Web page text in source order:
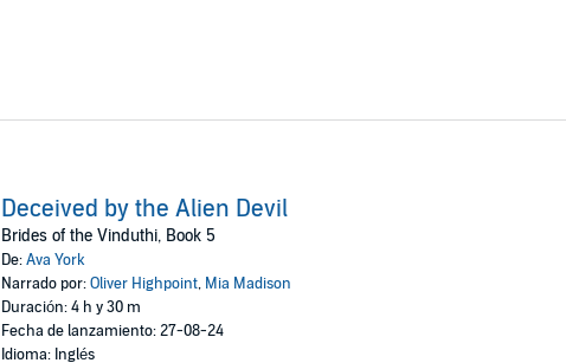
Deceived by the Alien Devil
Brides of the Vinduthi, Book 5
De:Ava York
Narrado por:Oliver Highpoint, Mia Madison
Duración: 4 h y 30 m
Fecha de lanzamiento: 27-08-24
Idioma: Inglés